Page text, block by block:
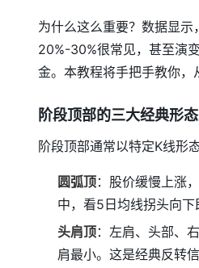
为什么这么重要？数据显
20%-30%很常见，甚至演
金。本教程将手把手教你，
阶段顶部的三大经典形
阶段顶部通常以特定K线形
圆弧顶：股价缓慢上涨
中，看5日均线拐头向下
头肩顶：左肩、头部、
肩最小。这是经典反转